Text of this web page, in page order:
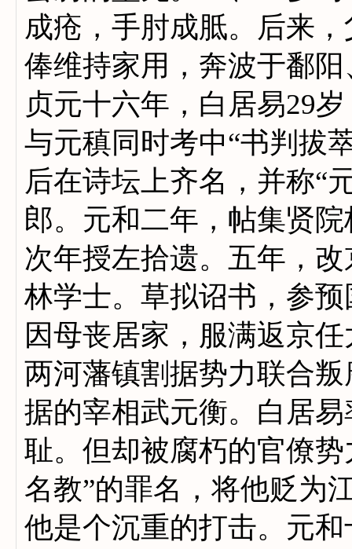
成疮，手肘成胝。后来
俸维持家用，奔波于鄱
贞元十六年，白居易29
与元稹同时考中“书判拔
后在诗坛上齐名，并称“
郎。元和二年，帖集贤
次年授左拾遗。五年，
林学士。草拟诏书，参
因母丧居家，服满返京
两河藩镇割据势力联合
据的宰相武元衡。白居
耻。但却被腐朽的官僚
名教”的罪名，将他贬为
他是个沉重的打击。元